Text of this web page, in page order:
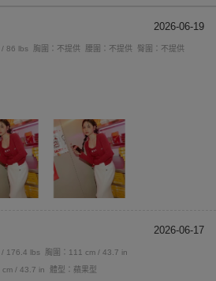
2026-06-19
/ 86 lbs 胸圍：不提供 腰圍：不提供
臀圍：不提供
2026-06-17
/ 176.4 lbs
胸圍：111 cm / 43.7 in
cm / 43.7 in
體型：蘋果型